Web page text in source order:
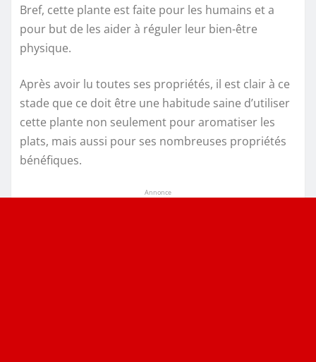
Bref, cette plante est faite pour les humains et a
pour but de les aider à réguler leur bien-être
physique.
Après avoir lu toutes ses propriétés, il est clair à ce
stade que ce doit être une habitude saine d’utiliser
cette plante non seulement pour aromatiser les
plats, mais aussi pour ses nombreuses propriétés
bénéfiques.
Annonce